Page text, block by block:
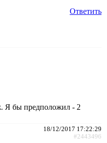
Ответить
Я бы предположил - 2
18/12/2017 17:22:29
#2443496